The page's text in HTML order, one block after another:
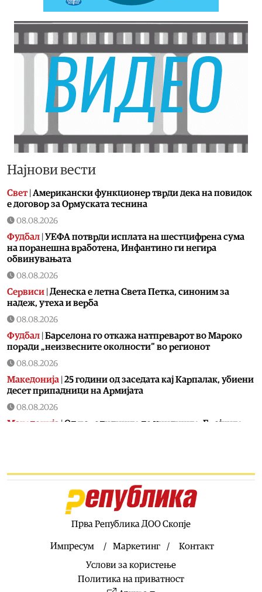
Најнови вести
Свет| Американски функционер тврди дека на повидок
е договор за Ормуската теснина
08.08.2026
Фудбал УЕФА потврди исплата на шестцифрена сума
на поранешна вработена, Инфантино ги негира
обвинувањата
08.08.2026
Сервиси Денеска е летна Света Петка, синоним за
надеж, утеха и верба
08.08.2026
Фудбал Барселона го откажа натпреварот во Мароко
поради „неизвесните околности“ во регионот
08.08.2026
Македонија 25 години од заседата кај Карпалак, убиени
десет припадници на Армијата
08.08.2026
Македонија | Од породилиште до училиште: Бројките
Кујнски тефтер|Ледено кафе со сладолед: Совршена
летна напивка која освежува и буди
Над 240 случаи на вирусот Западен Нил во
08.08.2026
Тргнал за Германија, па по неколку километри
сфатил дека ја заборавил сопругата на граница
Прва Република ДОО Скопје
Импресум Маркетинг
Контакт
Услови за користење
Политика на приватност